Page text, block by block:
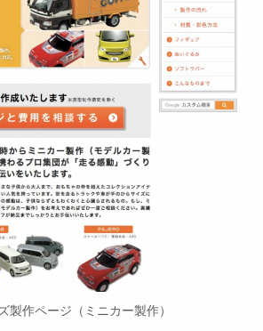
製作ページ（ミニカー製作）